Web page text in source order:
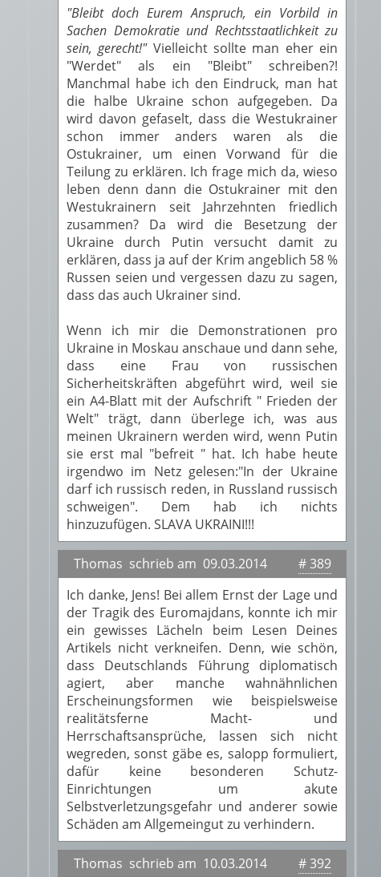
"Bleibt doch Eurem Anspruch, ein Vorbild in
Sachen Demokratie und Rechtsstaatlichkeit zu
sein, gerecht!"Vielleicht sollte man eher ein
"Werdet" als ein "Bleibt" schreiben?!
Manchmal habe ich den Eindruck, man hat
die halbe Ukraine schon aufgegeben. Da
wird davon gefaselt, dass die Westukrainer
schon immer anders waren als die
Ostukrainer, um einen Vorwand für die
Teilung zu erklären. Ich frage mich da, wieso
leben denn dann die Ostukrainer mit den
Westukrainern seit Jahrzehnten friedlich
zusammen? Da wird die Besetzung der
Ukraine durch Putin versucht damit zu
erklären, dass ja auf der Krim angeblich 58 %
Russen seien und vergessen dazu zu sagen,
dass das auch Ukrainer sind.
Wenn ich mir die Demonstrationen pro
Ukraine in Moskau anschaue und dann sehe,
dass eine Frau von russischen
Sicherheitskräften abgeführt wird, weil sie
ein A4-Blatt mit der Aufschrift " Frieden der
Welt" trägt, dann überlege ich, was aus
meinen Ukrainern werden wird, wenn Putin
sie erst mal "befreit " hat. Ich habe heute
irgendwo im Netz gelesen:"In der Ukraine
darf ich russisch reden, in Russland russisch
schweigen". Dem hab ich nichts
hinzuzufügen. SLAVA UKRAINI!!!
Thomas schrieb am 09.03.2014
# 389
Ich danke, Jens! Bei allem Ernst der Lage und
der Tragik des Euromajdans, konnte ich mir
ein gewisses Lächeln beim Lesen Deines
Artikels nicht verkneifen. Denn, wie schön,
dass Deutschlands Führung diplomatisch
agiert, aber manche wahnähnlichen
Erscheinungsformen wie beispielsweise
realitätsferne Macht- und
Herrschaftsansprüche, lassen sich nicht
wegreden, sonst gäbe es, salopp formuliert,
dafür keine besonderen Schutz-
Einrichtungen um akute
Selbstverletzungsgefahr und anderer sowie
Schäden am Allgemeingut zu verhindern.
Thomas schrieb am 10.03.2014
# 392